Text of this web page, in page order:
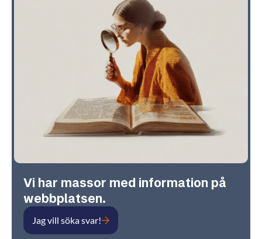
Vi har massor med information på
webbplatsen.
Jag vill söka svar!